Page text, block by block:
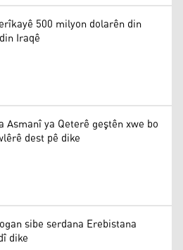
500 milyon dolarên din
Iraqê
Asmanî ya Qeterê geştên xwe bo
dest pê dike
sibe serdana Erebistana
dike